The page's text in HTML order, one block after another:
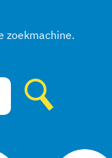
zoekmachine.